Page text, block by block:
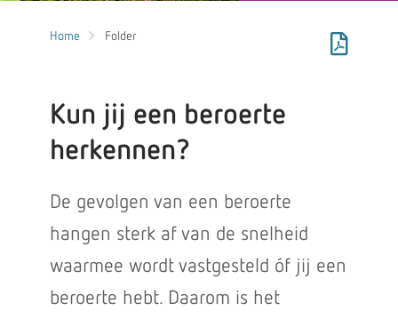
Home Folder
Kun jij een beroerte
herkennen?
De gevolgen van een beroerte
hangen sterk af van de snelheid
waarmee wordt vastgesteld óf jij een
beroerte hebt. Daarom is het